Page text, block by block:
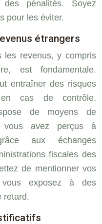
pénalités. Soyez
pour les éviter.
étrangers
les revenus, y compris
est fondamentale.
entraîner des risques
cas de contrôle.
de moyens de
avez perçus à
aux échanges
fiscales des
de mentionner vos
vous exposez à des
retard.